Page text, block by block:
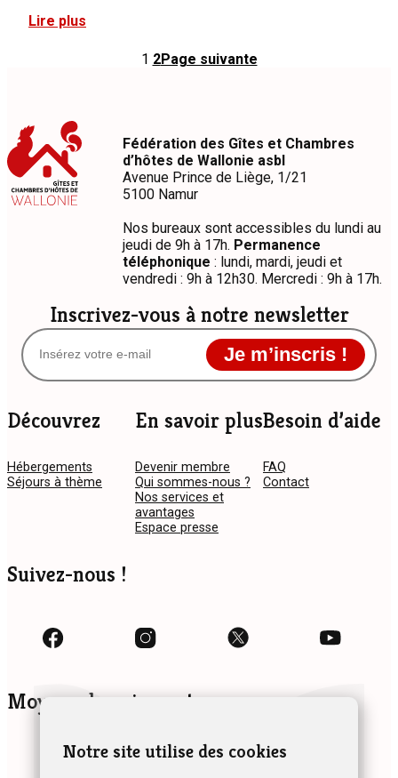
Lire plus
d'urbanisme
nouveaux
janvier
1 2Page suivante
Inscrivez-vous à notre newsletter
Je m’inscris !
Fédération des Gîtes et Chambres
d’hôtes de Wallonie asbl
Avenue Prince de Liège, 1/21
5100 Namur
Nos bureaux sont accessibles du lundi au
jeudi de 9h à 17h. Permanence
téléphonique : lundi, mardi, jeudi et
vendredi : 9h à 12h30. Mercredi : 9h à 17h.
Découvrez
Hébergements
Séjours à thème
En savoir plus
Devenir membre
Qui sommes-nous ?
Nos services et
avantages
Espace presse
Besoin d’aide
FAQ
Contact
Suivez-nous !
Moyens de paiement
Notre site utilise des cookies